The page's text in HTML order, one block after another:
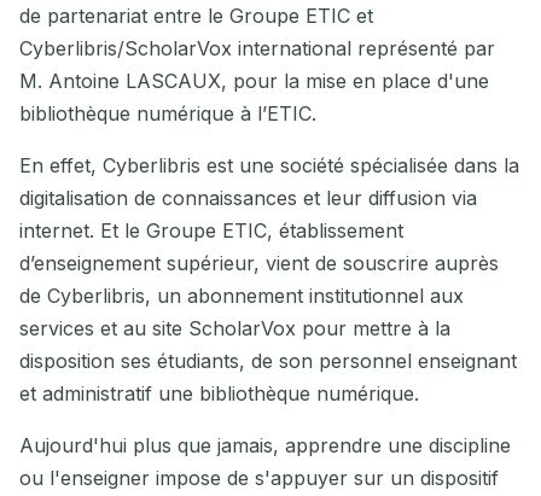
de partenariat entre le Groupe ETIC et
Cyberlibris/ScholarVox international représenté par
M. Antoine LASCAUX, pour la mise en place d'une
bibliothèque numérique à l’ETIC.
En effet, Cyberlibris est une société spécialisée dans la
digitalisation de connaissances et leur diffusion via
internet. Et le Groupe ETIC, établissement
d’enseignement supérieur, vient de souscrire auprès
de Cyberlibris, un abonnement institutionnel aux
services et au site ScholarVox pour mettre à la
disposition ses étudiants, de son personnel enseignant
et administratif une bibliothèque numérique.
Aujourd'hui plus que jamais, apprendre une discipline
ou l'enseigner impose de s'appuyer sur un dispositif